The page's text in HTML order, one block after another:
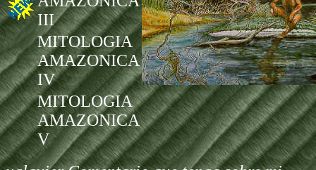
III
MITOLOGIA
AMAZONICA
IV
MITOLOGIA
AMAZONICA
V